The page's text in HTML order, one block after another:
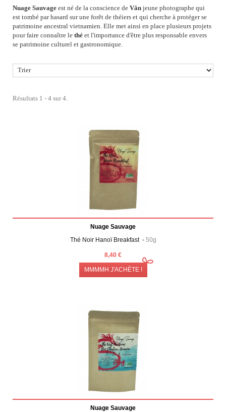
Nuage Sauvage est né de la conscience de Vân jeune photographe qui
est tombé par hasard sur une forêt de théiers et qui cherche à protéger se
patrimoine ancestral vietnamien. Elle met ainsi en place plusieurs projets
pour faire connaître le thé et l'importance d'être plus responsable envers
se patrimoine culturel et gastronomique.
Résultats 1 - 4 sur 4.
Nuage Sauvage
Thé Noir Hanoï Breakfast - 50g
8,40 €
MMMMH J'ACHÈTE !
Nuage Sauvage